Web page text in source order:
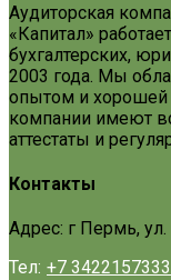
Аудиторская
«Капитал»
бухгалтерских,
2003 года. Мы
опытом и хорошей
компании имеют
аттестаты и
Контакты
Адрес: г Пермь, ул.
Тел: +7 3422157333